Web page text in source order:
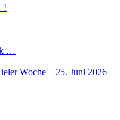
!
…
Woche – 25. Juni 2026 –